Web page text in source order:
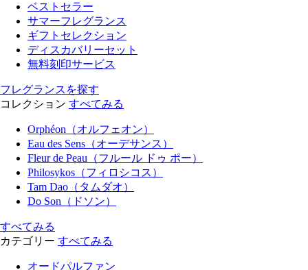
ベストセラー
サマーフレグランス
ギフトセレクション
ディスカバリーセット
無料刻印サービス
フレグランスを探す
コレクション すべてみる
Orphéon（オルフェオン）
Eau des Sens（オーデサンス）
Fleur de Peau（フルール ドゥ ポー）
Philosykos（フィロシコス）
Tam Dao（タムダオ）
Do Son（ドソン）
すべてみる
カテゴリー すべてみる
オードパルファン